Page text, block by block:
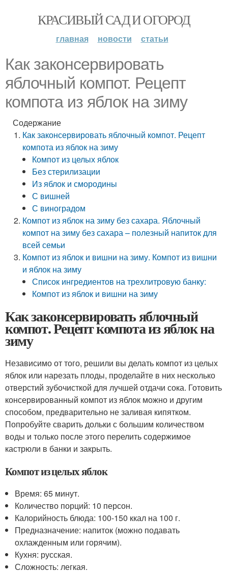
КРАСИВЫЙ САД И ОГОРОД
главная новости статьи
Как законсервировать
яблочный компот. Рецепт
компота из яблок на зиму
Содержание
Как законсервировать яблочный компот. Рецепт
компота из яблок на зиму
Компот из целых яблок
Без стерилизации
Из яблок и смородины
С вишней
С виноградом
Компот из яблок на зиму без сахара. Яблочный
компот на зиму без сахара – полезный напиток для
всей семьи
Компот из яблок и вишни на зиму. Компот из вишни
и яблок на зиму
Список ингредиентов на трехлитровую банку:
Компот из яблок и вишни на зиму
Как законсервировать яблочный
компот. Рецепт компота из яблок на
зиму
Независимо от того, решили вы делать компот из целых
яблок или нарезать плоды, проделайте в них несколько
отверстий зубочисткой для лучшей отдачи сока. Готовить
консервированный компот из яблок можно и другим
способом, предварительно не заливая кипятком.
Попробуйте сварить дольки с большим количеством
воды и только после этого перелить содержимое
кастрюли в банки и закрыть.
Компот из целых яблок
Время: 65 минут.
Количество порций: 10 персон.
Калорийность блюда: 100-150 ккал на 100 г.
Предназначение: напиток (можно подавать
охлажденным или горячим).
Кухня: русская.
Сложность: легкая.